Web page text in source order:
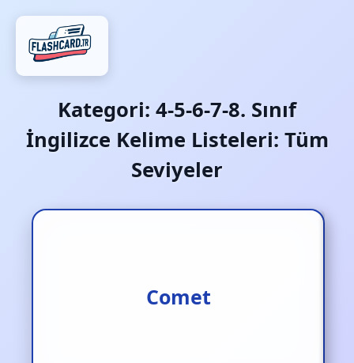
Kategori: 4-5-6-7-8. Sınıf
İngilizce Kelime Listeleri: Tüm
Seviyeler
Comet
Kuyruklu yıldız